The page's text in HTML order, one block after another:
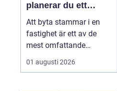
planerar du ett
tryggt och hållbart
projekt
Att byta stammar i en
fastighet är ett av de
mest omfattande
ingreppen som kan
göras i ett hus.
01 augusti 2026